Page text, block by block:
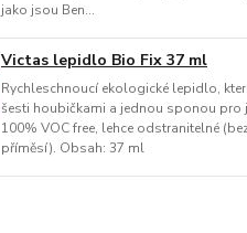
jako jsou Ben...
Victas lepidlo Bio Fix 37 ml
Rychleschnoucí ekologické lepidlo,
šesti houbičkami a jednou sponou pro
100% VOC free, lehce odstranitelné
příměsí). Obsah: 37 ml